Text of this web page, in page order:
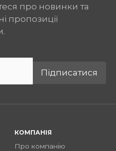
про новинки та
пропозиції
Підписатися
КОМПАНІЯ
Про компанію